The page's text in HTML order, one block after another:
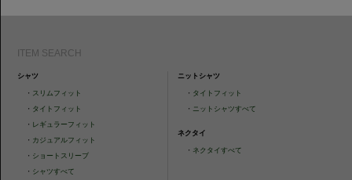
ITEM SEARCH
シャツ
・ スリムフィット
・ タイトフィット
・ レギュラーフィット
・ カジュアルフィット
・ ショートスリーブ
・ シャツすべて
ニットシャツ
・ タイトフィット
・ ニットシャツすべて
ネクタイ
・ ネクタイすべて